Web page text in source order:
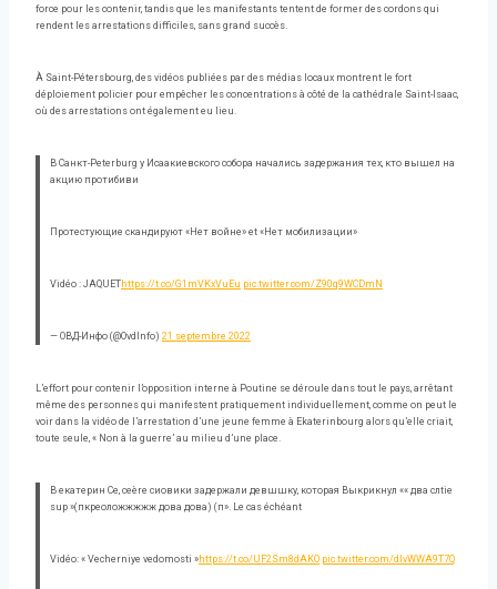
force pour les contenir, tandis que les manifestants tentent de former des cordons qui
rendent les arrestations difficiles, sans grand succès.
À Saint-Pétersbourg, des vidéos publiées par des médias locaux montrent le fort
déploiement policier pour empêcher les concentrations à côté de la cathédrale Saint-Isaac,
où des arrestations ont également eu lieu.
В Санкт-Peterburg у Исаакиевского собора начались задержания тех, кто вышел на
акцию протибиви
Протестующие скандируют «Нет войне» et «Нет мобилизации»
Vidéo : JAQUEThttps://t.co/G1mVKxVuEu pic.twitter.com/Z90q9WCDmN
— ОВД-Инфо (@OvdInfo) 21 septembre 2022
L’effort pour contenir l’opposition interne à Poutine se déroule dans tout le pays, arrêtant
même des personnes qui manifestent pratiquement individuellement, comme on peut le
voir dans la vidéo de l’arrestation d’une jeune femme à Ekaterinbourg alors qu’elle criait,
toute seule, « Non à la guerre’ au milieu d’une place.
В екатерин Ce, сеère сиовики задержали девшшку, которая Выкрикнул «« два слtie
sup »(пкреоложжжжж дова дова) (п». Le cas échéant
Vidéo: « Vecherniye vedomosti »https://t.co/UF2Sm8dAKO pic.twitter.com/dlvWWA9T7Q